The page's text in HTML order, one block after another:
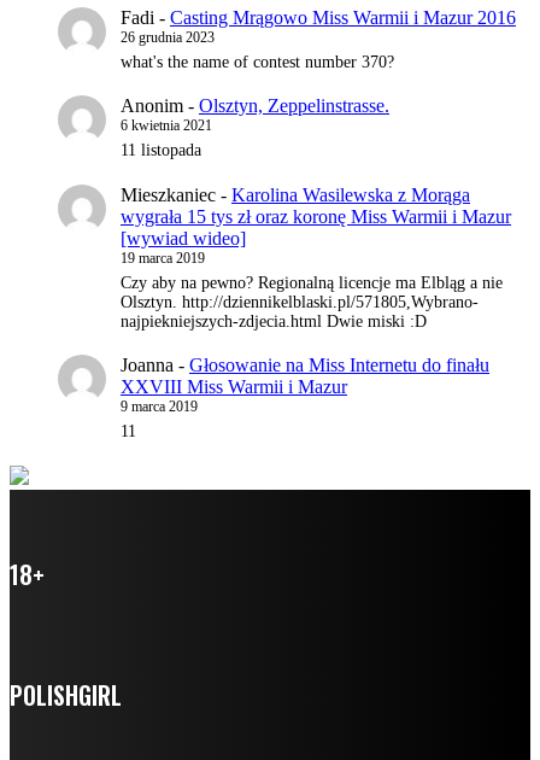
Fadi - Casting Mrągowo Miss Warmii i Mazur 2016
26 grudnia 2023
what's the name of contest number 370?
Anonim - Olsztyn, Zeppelinstrasse.
6 kwietnia 2021
11 listopada
Mieszkaniec - Karolina Wasilewska z Morąga
wygrała 15 tys zł oraz koronę Miss Warmii i Mazur
[wywiad wideo]
19 marca 2019
Czy aby na pewno? Regionalną licencje ma Elbląg a nie
Olsztyn. http://dziennikelblaski.pl/571805,Wybrano-
najpiekniejszych-zdjecia.html Dwie miski :D
Joanna - Głosowanie na Miss Internetu do finału
XXVIII Miss Warmii i Mazur
9 marca 2019
11
18+
POLISHGIRL